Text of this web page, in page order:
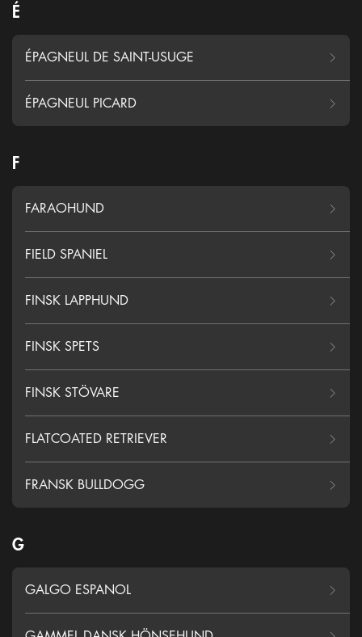
É
ÉPAGNEUL DE SAINT-USUGE
ÉPAGNEUL PICARD
F
FARAOHUND
FIELD SPANIEL
FINSK LAPPHUND
FINSK SPETS
FINSK STÖVARE
FLATCOATED RETRIEVER
FRANSK BULLDOGG
G
GALGO ESPANOL